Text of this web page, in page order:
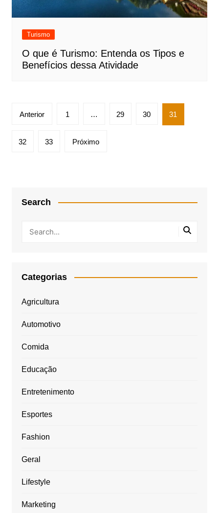
Turismo
O que é Turismo: Entenda os Tipos e
Benefícios dessa Atividade
Paginação
posts
Anterior 1 … 29 30 31
32 33 Próximo
Search
Categorias
Agricultura
Automotivo
Comida
Educação
Entretenimento
Esportes
Fashion
Geral
Lifestyle
Marketing